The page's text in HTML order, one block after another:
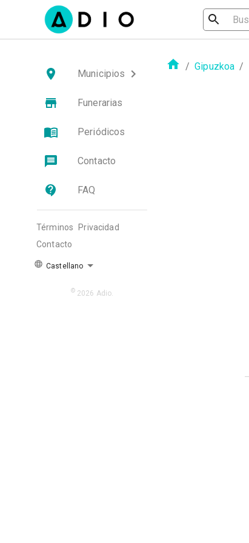
Municipios
Funerarias
Periódicos
Contacto
FAQ
Términos
Privacidad
Contacto
Castellano
© 2026 Adio.
/ Gipuzkoa /